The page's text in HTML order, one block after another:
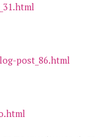
post_86.html